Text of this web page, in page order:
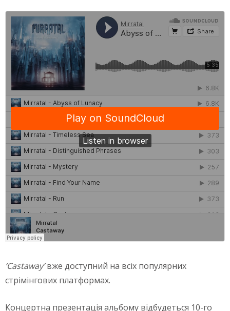
‘Castaway’вже доступний на всіх популярних
стрімінгових платформах.
Концертна презентація альбому відбудеться 10-го